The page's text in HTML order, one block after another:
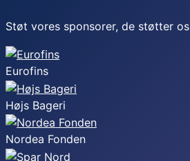
Støt vores sponsorer, de støtter os
Eurofins
Højs Bageri
Nordea Fonden